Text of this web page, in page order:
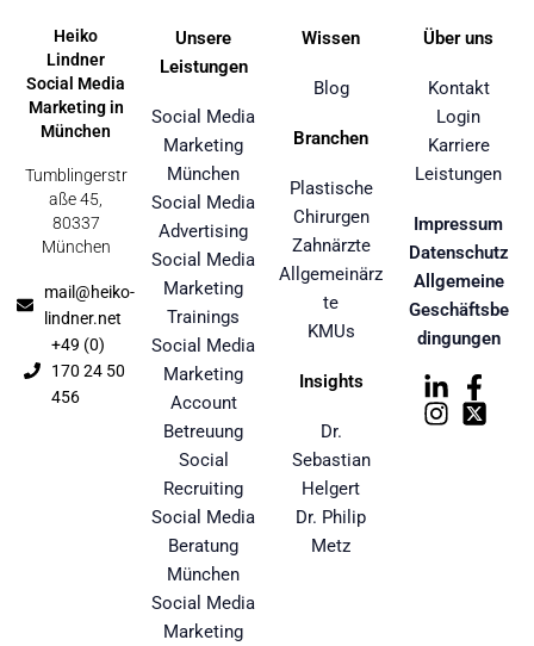
Heiko
Lindner
Social Media
Marketing in
München
Tumblingerstr
aße 45,
80337
München
mail@heiko-
lindner.net
+49 (0)
170 24 50
456
Unsere
Leistungen
Social Media
Marketing
München
Social Media
Advertising
Social Media
Marketing
Trainings
Social Media
Marketing
Account
Betreuung
Social
Recruiting
Social Media
Beratung
München
Social Media
Marketing
Wissen
Blog
Branchen
Plastische
Chirurgen
Zahnärzte
Allgemeinärz
te
KMUs
Insights
Dr.
Sebastian
Helgert
Dr. Philip
Metz
Über uns
Kontakt
Login
Karriere
Leistungen
Impressum
Datenschutz
Allgemeine
Geschäftsbe
dingungen